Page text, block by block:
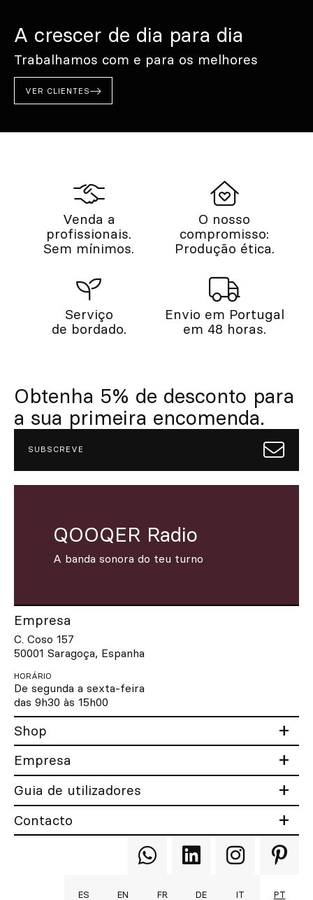
A crescer de dia para dia
Trabalhamos com e para os melhores
VER CLIENTES
Venda a
profissionais.
Sem mínimos.
O nosso
compromisso:
Produção ética.
Serviço
de bordado.
Envio em Portugal
em 48 horas.
Obtenha 5% de desconto para
a sua primeira encomenda.
SUBSCREVE
QOOQER Radio
A banda sonora do teu turno
Empresa
C. Coso 157
50001 Saragoça, Espanha
HORÁRIO
De segunda a sexta-feira
das 9h30 às 15h00
Shop
Empresa
Guia de utilizadores
Contacto
Qooqer
WhatsApp
Qooqer
Linkedin
Qooqer
Instagram
Qooqer
ES EN FR DE IT PT